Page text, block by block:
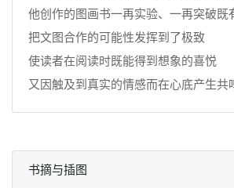
他创作的图画书一再实验、一再突破既
把文图合作的可能性发挥到了极致
使读者在阅读时既能得到想象的喜悦
又因触及到真实的情感而在心底产生共
书摘与插图